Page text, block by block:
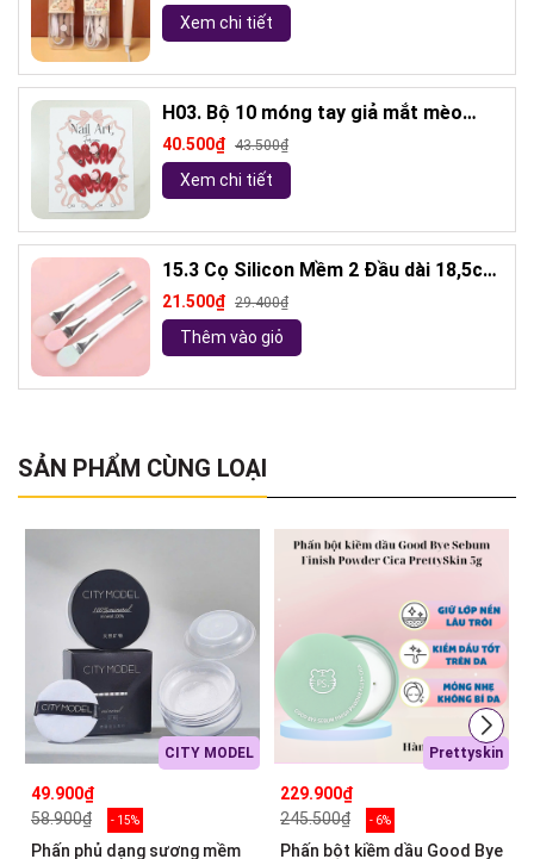
Xem chi tiết
H03. Bộ 10 móng tay giả mắt mèo
kèm keo và giũa móng (ngẫu nhiên)
40.500₫ 43.500₫
Xem chi tiết
15.3 Cọ Silicon Mềm 2 Đầu dài 18,5cm
( ngẫu nhiên)
21.500₫ 29.400₫
Thêm vào giỏ
SẢN PHẨM CÙNG LOẠI
CITY MODEL
49.900₫
58.900₫
- 15%
Phấn phủ dạng sương mềm
Prettyskin
229.900₫
245.500₫
- 6%
Phấn bột kiềm dầu Good Bye